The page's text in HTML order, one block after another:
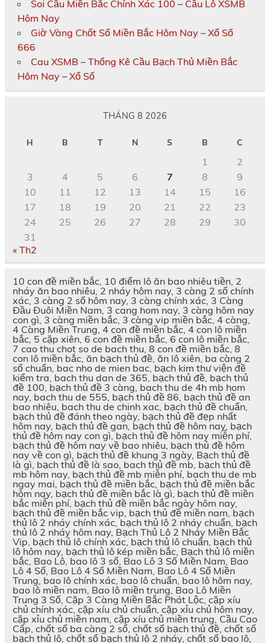
Soi Cầu Miền Bắc Chính Xác 100 – Cầu Lô XSMB
Hôm Nay
Giờ Vàng Chốt Số Miền Bắc Hôm Nay – Xổ Số
666
Cau XSMB – Thống Kê Cầu Bạch Thủ Miền Bắc
Hôm Nay – Xổ Số
THÁNG 8 2026
H B T N S B C
1
2
3
4 5 6 7 8
9
10
11 12 13 14 15
16
17
18 19 20 21 22
23
24
25 26 27 28 29
30
31
« Th2
10 con đề miền bắc, 10 điểm lô ăn bao nhiêu tiền, 2
nháy ăn bao nhiêu, 2 nháy hôm nay, 3 càng 2 số chính
xác, 3 càng 2 số hôm nay, 3 càng chính xác, 3 Càng
Đầu Đuôi Miền Nam, 3 cang hom nay, 3 càng hôm nay
con gì, 3 càng miền bắc, 3 càng vip miền bắc, 4 càng,
4 Càng Miền Trung, 4 con đề miền bắc, 4 con lô miền
bắc, 5 cặp xiên, 6 con đề miền bắc, 6 con lô miền bắc,
7 cao thu chot so de bach thu, 8 con đề miền bắc, 8
con lô miền bắc, ăn bạch thủ đề, ăn lô xiên, ba càng 2
số chuẩn, bac nho de mien bac, bạch kim thư viện đề
kiểm tra, bach thu dan de 365, bạch thủ đề, bạch thủ
đề 100, bạch thủ đề 3 càng, bach thu de 4h mb hom
nay, bach thu de 555, bạch thủ đề 86, bạch thủ đề an
bao nhiêu, bach thu de chinh xac, bạch thủ đề chuẩn,
bạch thủ đề đánh theo ngày, bạch thủ đề đẹp nhất
hôm nay, bạch thủ đề gan, bạch thủ đề hôm nay, bạch
thủ đề hôm nay con gì, bạch thủ đề hôm nay miễn phí,
bạch thủ đề hôm nay về bao nhiêu, bạch thủ đề hôm
nay về con gì, bạch thủ đề khung 3 ngày, Bạch thủ đề
là gì, bạch thủ đề là sao, bach thủ đề mb, bạch thủ đề
mb hôm nay, bạch thủ đề mb miễn phí, bach thu de mb
ngay mai, bạch thủ đề miền bắc, bạch thủ đề miền bắc
hôm nay, bạch thủ đề miền bắc là gì, bạch thủ đề miền
bắc miễn phí, bạch thủ đề miền bắc ngày hôm nay,
bạch thủ đề miền bắc vip, bạch thủ đề miền nam, bạch
thủ lô 2 nháy chính xác, bạch thủ lô 2 nháy chuẩn, bạch
thủ lô 2 nháy hôm nay, Bạch Thủ Lô 2 Nháy Miền Bắc
Vip, bạch thủ lô chính xác, bạch thủ lô chuẩn, bạch thủ
lô hôm nay, bạch thủ lô kép miền bắc, Bạch thủ lô miền
bắc, Bao Lô, bao lô 3 số, Bao Lô 3 Số Miền Nam, Bao
Lô 4 Số, Bao Lô 4 Số Miền Nam, Bao Lô 4 Số Miền
Trung, bao lô chính xác, bao lô chuẩn, bao lô hôm nay,
bao lô miền nam, Bao lô miền trung, Bao Lô Miền
Trung 3 Số, Cặp 3 Càng Miền Bắc Phát Lộc, cặp xíu
chủ chính xác, cặp xíu chủ chuẩn, cặp xỉu chủ hôm nay,
cặp xỉu chủ miền nam, cặp xíu chủ miền trung, Cầu Cao
Cấp, chốt số ba càng 2 số, chốt số bạch thủ đề, chốt số
bạch thủ lô, chốt số bạch thủ lô 2 nháy, chốt số bao lô,